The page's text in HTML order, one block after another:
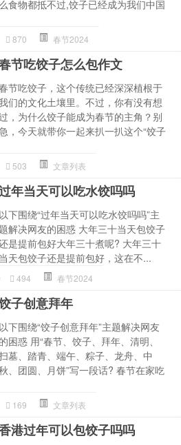
食物都抵不过,饺子已经成为我们中国
870 春节2024
节吃饺子怎么包作文
节吃饺子，这个传统已经深深植根于
们的文化土壤里。不过，你有没有想
，为什么饺子能成为春节的主角？别
急，今天就带你一起来扒一扒这个“饺子
503 文章列表
年当天可以吃水饺吗吗
以下围绕“过年当天可以吃水饺吗吗”主
解决网友的困惑 大年三十当天包饺子
是提前包好大年三十煮呢? 大年三十
当天包饺子还是提前包好，这在不...
494 春节2024
子创意拜年
以下围绕“饺子创意拜年”主题解决网友
的困惑 用“春节、饺子、拜年、清明、
墓、踏青、端午、粽子、龙舟、中
、团圆、月饼”写一段话? 春节在家吃
169 文章列表
港过年可以包饺子吗吗